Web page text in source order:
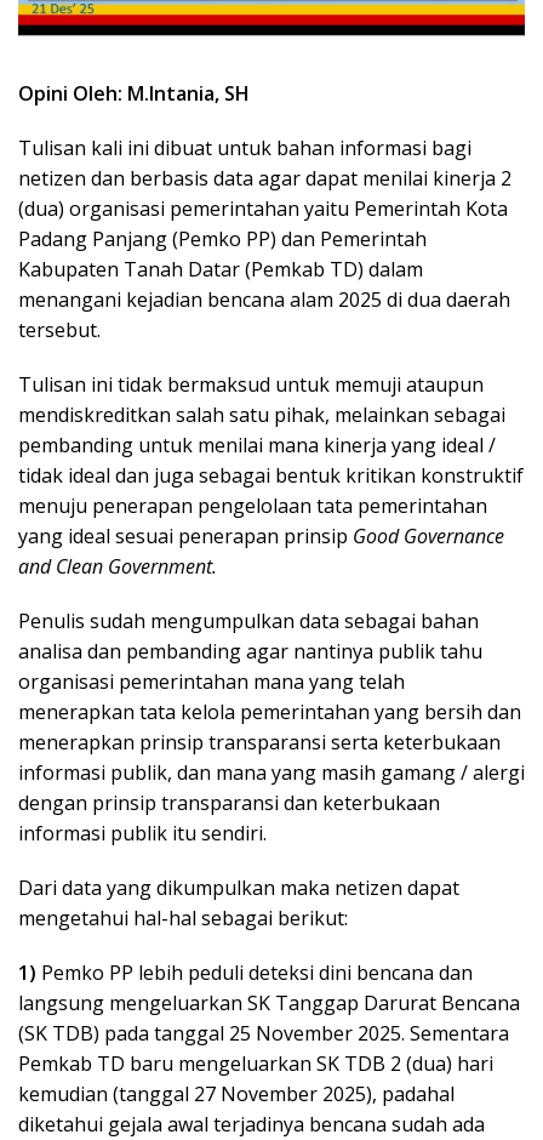
Opini Oleh: M.Intania, SH
Tulisan kali ini dibuat untuk bahan informasi bagi
netizen dan berbasis data agar dapat menilai kinerja 2
(dua) organisasi pemerintahan yaitu Pemerintah Kota
Padang Panjang (Pemko PP) dan Pemerintah
Kabupaten Tanah Datar (Pemkab TD) dalam
menangani kejadian bencana alam 2025 di dua daerah
tersebut.
Tulisan ini tidak bermaksud untuk memuji ataupun
mendiskreditkan salah satu pihak, melainkan sebagai
pembanding untuk menilai mana kinerja yang ideal /
tidak ideal dan juga sebagai bentuk kritikan konstruktif
menuju penerapan pengelolaan tata pemerintahan
yang ideal sesuai penerapan prinsip Good Governance
and Clean Government.
Penulis sudah mengumpulkan data sebagai bahan
analisa dan pembanding agar nantinya publik tahu
organisasi pemerintahan mana yang telah
menerapkan tata kelola pemerintahan yang bersih dan
menerapkan prinsip transparansi serta keterbukaan
informasi publik, dan mana yang masih gamang / alergi
dengan prinsip transparansi dan keterbukaan
informasi publik itu sendiri.
Dari data yang dikumpulkan maka netizen dapat
mengetahui hal-hal sebagai berikut:
1) Pemko PP lebih peduli deteksi dini bencana dan
langsung mengeluarkan SK Tanggap Darurat Bencana
(SK TDB) pada tanggal 25 November 2025. Sementara
Pemkab TD baru mengeluarkan SK TDB 2 (dua) hari
kemudian (tanggal 27 November 2025), padahal
diketahui gejala awal terjadinya bencana sudah ada